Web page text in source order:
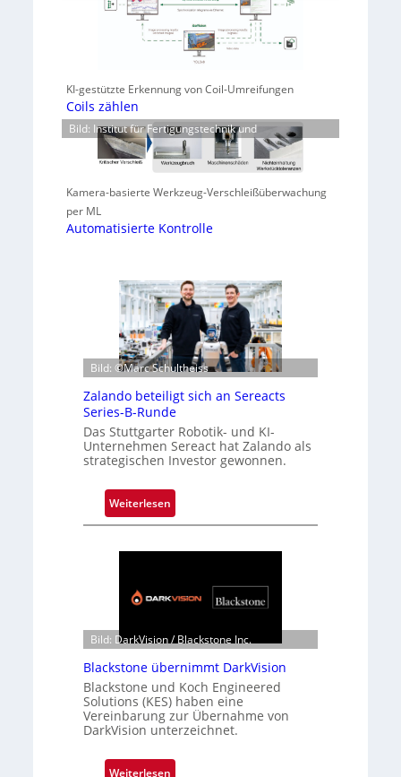
KI-gestützte Erkennung von Coil-Umreifungen
Coils zählen
Bild: Institut für Fertigungstechnik und
Kamera-basierte Werkzeug-Verschleißüberwachung
per ML
Automatisierte Kontrolle
Bild: ©Marc Schultheiss
Zalando beteiligt sich an Sereacts
Series-B-Runde
Das Stuttgarter Robotik- und KI-
Unternehmen Sereact hat Zalando als
strategischen Investor gewonnen.
Weiterlesen
Z
n
o
b
e
t
e
i
Bild: DarkVision / Blackstone Inc.
Blackstone übernimmt DarkVision
Blackstone und Koch Engineered
Solutions (KES) haben eine
Vereinbarung zur Übernahme von
DarkVision unterzeichnet.
Weiterlesen